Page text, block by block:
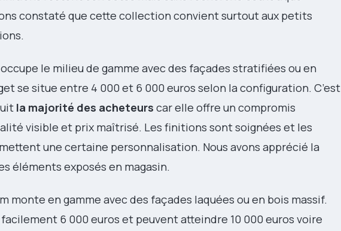
constaté que cette collection convient surtout aux petits
le milieu de gamme avec des façades stratifiées ou en
se situe entre 4 000 et 6 000 euros selon la configuration. C’est
la majorité des acheteurs car elle offre un compromis
visible et prix maîtrisé. Les finitions sont soignées et les
une certaine personnalisation. Nous avons apprécié la
éléments exposés en magasin.
monte en gamme avec des façades laquées ou en bois massif.
6 000 euros et peuvent atteindre 10 000 euros voire